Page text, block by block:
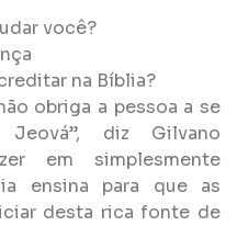
você?
na Bíblia?
obriga a pessoa a se
diz Gilvano
em simplesmente
ensina para que as
desta rica fonte de